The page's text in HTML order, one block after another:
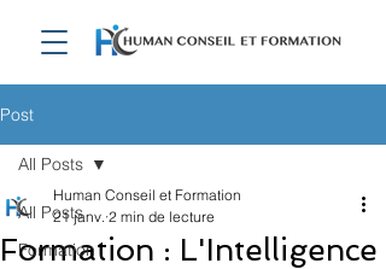
Post
All Posts
Formation
All Posts
Formation : L'Intelligence
Human Conseil et Formation
21 janv. 2 min de lecture